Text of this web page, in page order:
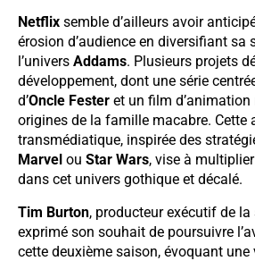
Netflix semble d’ailleurs avoir
érosion d’audience en diversifiant sa
l’univers Addams. Plusieurs projets
développement, dont une série
d’Oncle Fester et un film d’animation
origines de la famille macabre. Cette
transmédiatique, inspirée des
Marvel ou Star Wars, vise à
dans cet univers gothique et décalé.
Tim Burton, producteur exécutif de
exprimé son souhait de poursuivre
cette deuxième saison, évoquant